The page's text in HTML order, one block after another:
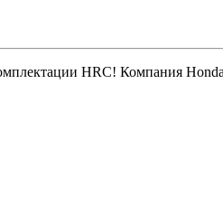
HRC! Компания